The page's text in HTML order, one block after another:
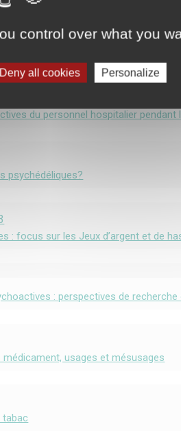
du personnel hospitalier pendant
psychédéliques?
: focus sur les Jeux d’argent et de
: perspectives de recherche
usages et mésusages
tabac
control over what you
Deny all cookies Personalize